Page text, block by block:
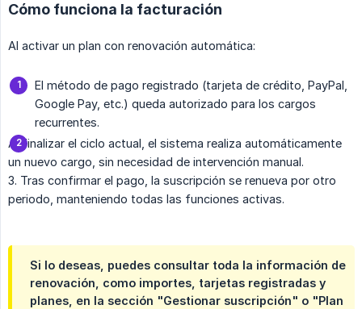
Cómo funciona la facturación
Al activar un plan con renovación automática:
El método de pago registrado (tarjeta de crédito, PayPal,
Google Pay, etc.) queda autorizado para los cargos
recurrentes.
Al finalizar el ciclo actual, el sistema realiza automáticamente
un nuevo cargo, sin necesidad de intervención manual.
3. Tras confirmar el pago, la suscripción se renueva por otro
periodo, manteniendo todas las funciones activas.
Si lo deseas, puedes consultar toda la información de
renovación, como importes, tarjetas registradas y
planes, en la sección "Gestionar suscripción" o "Plan